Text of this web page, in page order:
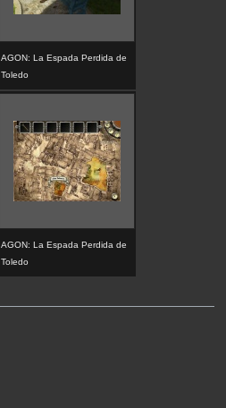
AGON: La Espada Perdida de
Toledo
AGON: La Espada Perdida de
Toledo